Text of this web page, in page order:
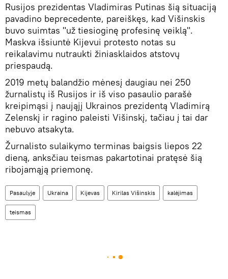
Rusijos prezidentas Vladimiras Putinas šią situaciją
pavadino beprecedente, pareiškęs, kad Višinskis
buvo suimtas "už tiesioginę profesinę veiklą".
Maskva išsiuntė Kijevui protesto notas su
reikalavimu nutraukti žiniasklaidos atstovų
priespaudą.
2019 metų balandžio mėnesį daugiau nei 250
žurnalistų iš Rusijos ir iš viso pasaulio parašė
kreipimąsi į naująjį Ukrainos prezidentą Vladimirą
Zelenskį ir ragino paleisti Višinskį, tačiau į tai dar
nebuvo atsakyta.
Žurnalisto sulaikymo terminas baigsis liepos 22
dieną, anksčiau teismas pakartotinai pratęsė šią
ribojamąją priemonę.
Pasaulyje Ukraina Kijevas Kirilas Višinskis kalėjimas
teismas